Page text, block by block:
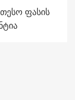
ფასის